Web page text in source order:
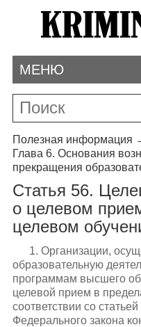
МЕНЮ
Полезная информация
Глава 6. Основания
прекращения
Статья 56.
о целевом
целевом
1. Организации,
образовательную
программам высшего
целевой прием в
соответствии со
Федерального закона